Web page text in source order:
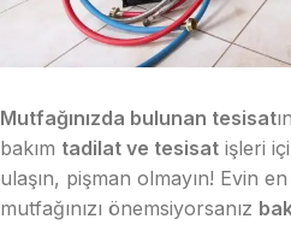
Mutfağınızda bulunan tesisat
bakım tadilat ve tesisat işleri
ulaşın, pişman olmayın! Evin
mutfağınızı önemsiyorsanız